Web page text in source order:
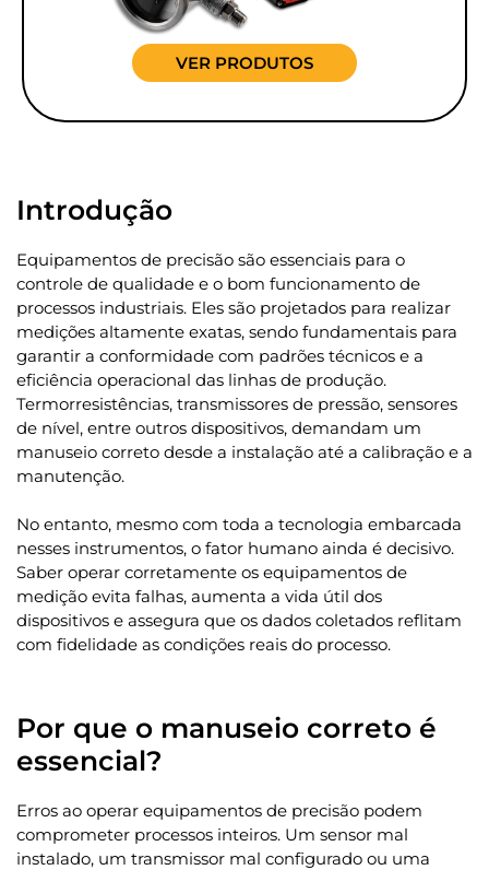
VER PRODUTOS
Introdução
Equipamentos de precisão são essenciais para o
controle de qualidade e o bom funcionamento de
processos industriais. Eles são projetados para realizar
medições altamente exatas, sendo fundamentais para
garantir a conformidade com padrões técnicos e a
eficiência operacional das linhas de produção.
Termorresistências, transmissores de pressão, sensores
de nível, entre outros dispositivos, demandam um
manuseio correto desde a instalação até a calibração e a
manutenção.
No entanto, mesmo com toda a tecnologia embarcada
nesses instrumentos, o fator humano ainda é decisivo.
Saber operar corretamente os equipamentos de
medição evita falhas, aumenta a vida útil dos
dispositivos e assegura que os dados coletados reflitam
com fidelidade as condições reais do processo.
Por que o manuseio correto é
essencial?
Erros ao operar equipamentos de precisão podem
comprometer processos inteiros. Um sensor mal
instalado, um transmissor mal configurado ou uma